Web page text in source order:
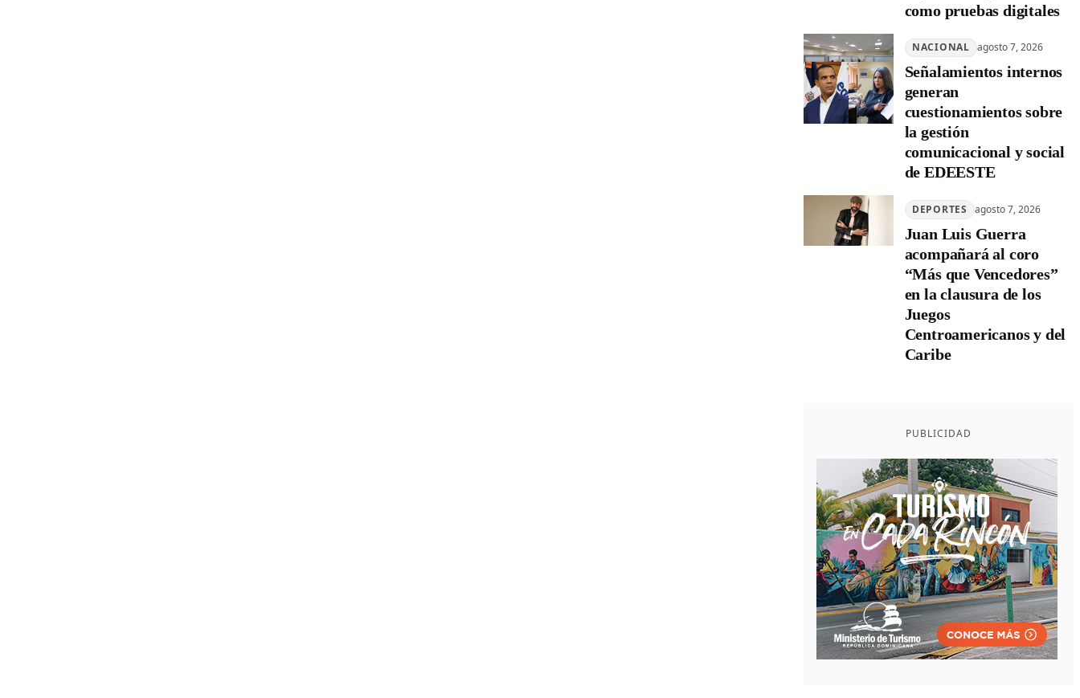
como pruebas digitales
NACIONAL agosto 7, 2026
Señalamientos internos
generan
cuestionamientos sobre
la gestión
comunicacional y social
de EDEESTE
DEPORTES agosto 7, 2026
Juan Luis Guerra
acompañará al coro
“Más que Vencedores”
en la clausura de los
Juegos
Centroamericanos y del
Caribe
PUBLICIDAD